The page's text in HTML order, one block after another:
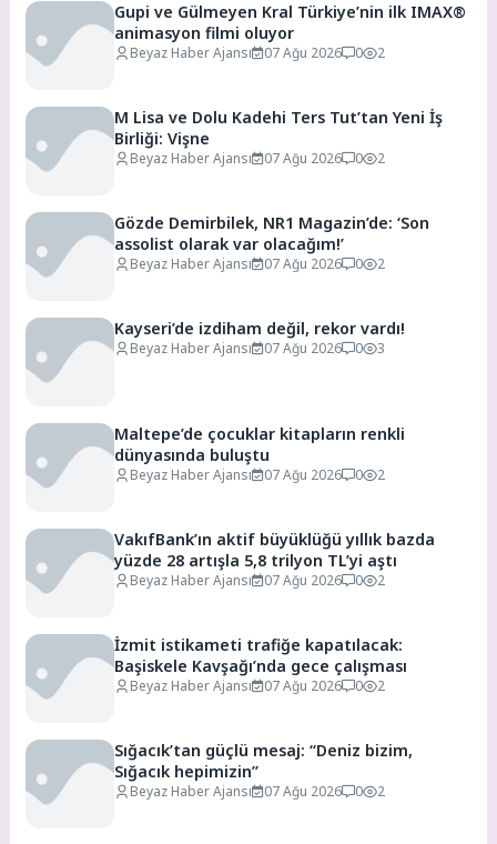
Gupi ve Gülmeyen Kral Türkiye’nin ilk IMAX®
animasyon filmi oluyor
Beyaz Haber Ajansı 07 Ağu 2026 0 2
M Lisa ve Dolu Kadehi Ters Tut’tan Yeni İş
Birliği: Vişne
Beyaz Haber Ajansı 07 Ağu 2026 0 2
Gözde Demirbilek, NR1 Magazin’de: ‘Son
assolist olarak var olacağım!’
Beyaz Haber Ajansı 07 Ağu 2026 0 2
Kayseri’de izdiham değil, rekor vardı!
Beyaz Haber Ajansı 07 Ağu 2026 0 3
Maltepe’de çocuklar kitapların renkli
dünyasında buluştu
Beyaz Haber Ajansı 07 Ağu 2026 0 2
VakıfBank’ın aktif büyüklüğü yıllık bazda
yüzde 28 artışla 5,8 trilyon TL’yi aştı
Beyaz Haber Ajansı 07 Ağu 2026 0 2
İzmit istikameti trafiğe kapatılacak:
Başiskele Kavşağı’nda gece çalışması
Beyaz Haber Ajansı 07 Ağu 2026 0 2
Sığacık’tan güçlü mesaj: “Deniz bizim,
Sığacık hepimizin”
Beyaz Haber Ajansı 07 Ağu 2026 0 2